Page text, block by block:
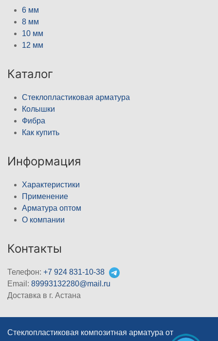
6 мм
8 мм
10 мм
12 мм
Каталог
Стеклопластиковая арматура
Колышки
Фибра
Как купить
Информация
Характеристики
Применение
Арматура оптом
О компании
Контакты
Телефон: +7 924 831-10-38
Email: 89993132280@mail.ru
Доставка в г. Астана
Стеклопластиковая композитная арматура от